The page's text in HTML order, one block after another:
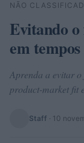
Buscar
NÃO
Evitando o
em
Aprenda a evitar o
product-market fit
Staff · 10